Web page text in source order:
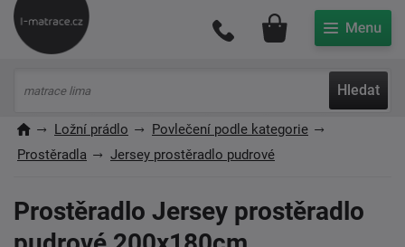
Hledat
Můj účet
Ložní prádlo
Povlečení podle kategorie
Prostěradla
Jersey prostěradlo pudrové
Prostěradlo Jersey prostěradlo